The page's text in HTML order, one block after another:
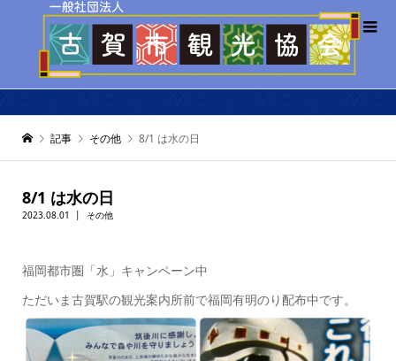
記事 その他 8/1 は水の日
8/1 は水の日
2023.08.01 その他
福岡都市圏「水」キャンペーン中
ただいま古賀駅の観光案内所前で福岡有明のり配布中です。